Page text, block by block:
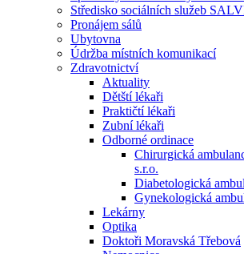
Středisko sociálních služeb
Pronájem sálů
Ubytovna
Údržba místních komunikací
Zdravotnictví
Aktuality
Dětští lékaři
Praktičtí lékaři
Zubní lékaři
Odborné ordinace
Chirurgická
s.r.o.
Diabetologická
Gynekologická
Lekárny
Optika
Doktoři Moravská Třebová